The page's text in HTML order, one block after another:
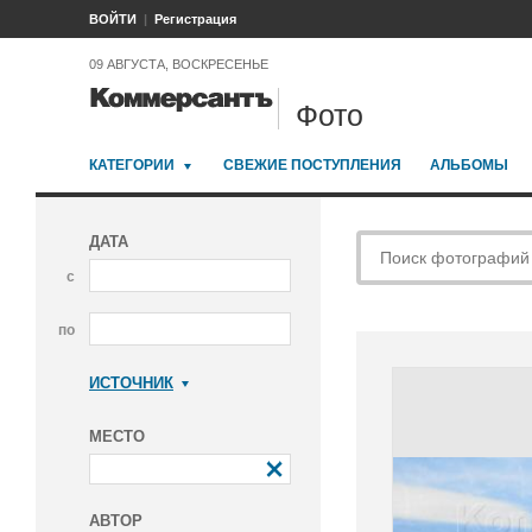
ВОЙТИ Регистрация
09 АВГУСТА, ВОСКРЕСЕНЬЕ
Фото
КАТЕГОРИИ СВЕЖИЕ ПОСТУПЛЕНИЯ АЛЬБОМЫ
ДАТА
с
по
ИСТОЧНИК
МЕСТО
АВТОР